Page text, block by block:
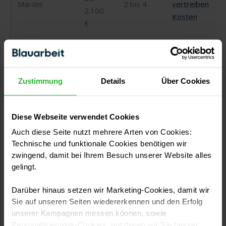
Zustimmung Details Über Cookies
Diese Webseite verwendet Cookies
Auch diese Seite nutzt mehrere Arten von Cookies:
Technische und funktionale Cookies benötigen wir
zwingend, damit bei Ihrem Besuch unserer Website alles
gelingt.
Darüber hinaus setzen wir Marketing-Cookies, damit wir
Sie auf unseren Seiten wiedererkennen und den Erfolg
unserer Kampagnen messen können, sowie
Marder
2.100
€
2 bis 4
vertreiben
Kosten
Tauben 1 bis 2
Taubenabwehr
chemisch
3.340
€
3 bis 4
bekämpfen
Kosten
Bettwanzen
per Wärme
bis
4.000
€
1 siehe oben